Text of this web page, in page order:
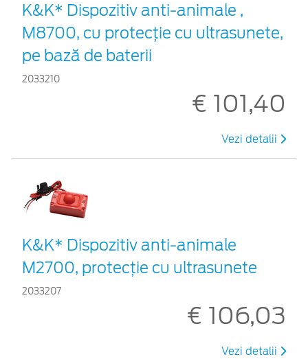
K&K* Dispozitiv anti-animale ,
M8700, cu protecție cu ultrasunete,
pe bază de baterii
2033210
€ 101,40
Vezi detalii
K&K* Dispozitiv anti-animale
M2700, protecție cu ultrasunete
2033207
€ 106,03
Vezi detalii